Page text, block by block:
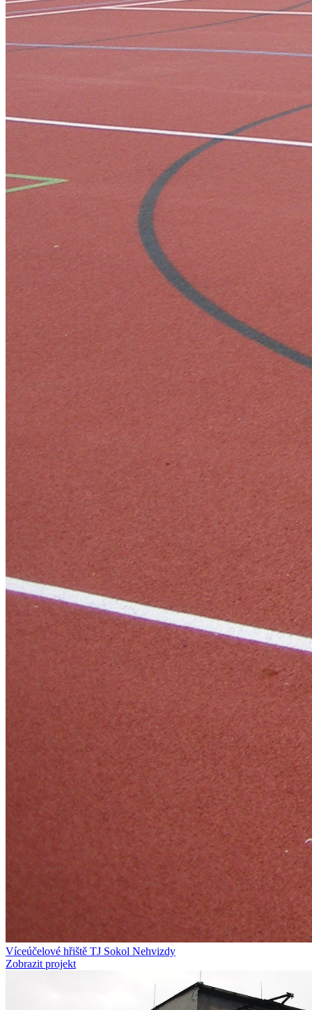
Víceúčelové hřiště TJ Sokol Nehvizdy
Zobrazit projekt